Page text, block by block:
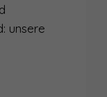
unsere